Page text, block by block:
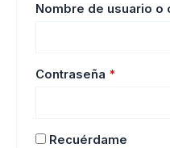
Nombre de usuario
Contraseña *
Recuérdame